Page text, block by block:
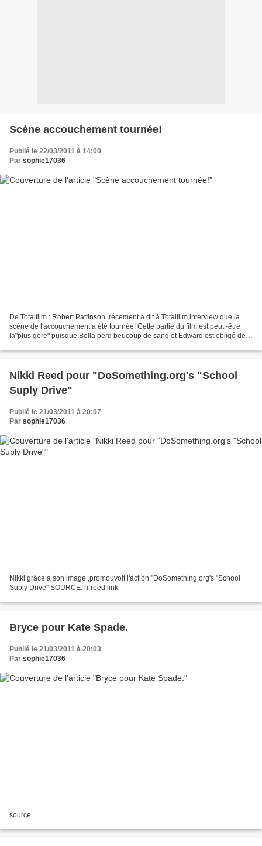
Scène accouchement tournée!
Publié le 22/03/2011 à 14:00
Par sophie17036
De Totalfilm : Robert Pattinson ,récement a dit à Totalfilm,interview que la
scène de l'accouchement a été tournée! Cette partie du film est peut -être
la"plus gore" puisque,Bella perd beucoup de sang et Edward est obligé de
Nikki Reed pour "DoSomething.org's "School
Suply Drive"
Publié le 21/03/2011 à 20:07
Par sophie17036
Nikki grâce à son image ,promouvoit l'action "DoSomething.org's "School
Suply Drive" SOURCE: n-reed link
Bryce pour Kate Spade.
Publié le 21/03/2011 à 20:03
Par sophie17036
source